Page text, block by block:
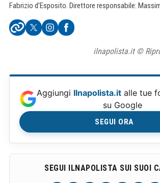
Fabrizio d'Esposito. Direttore responsabile:
ilnapolista.it ©
Aggiungi Ilnapolista.it alle tue
su Google
SEGUI ORA
SEGUI ILNAPOLISTA SUI SUOI